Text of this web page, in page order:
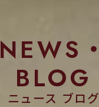
NEWS・
BLOG
ニュース ブログ